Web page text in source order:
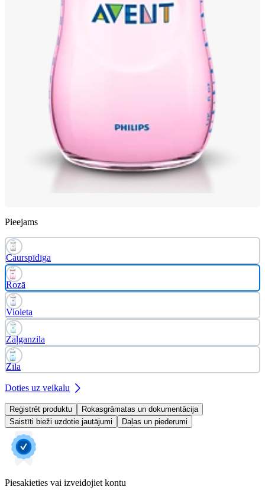
Pieejams
Caurspīdīga
Rozā
Violeta
Zaļganzila
Zila
Doties uz veikalu
Reģistrēt produktu
Rokasgrāmatas un dokumentācija
Saistīti bieži uzdotie jautājumi
Daļas un piederumi
Piesakieties vai izveidojiet kontu